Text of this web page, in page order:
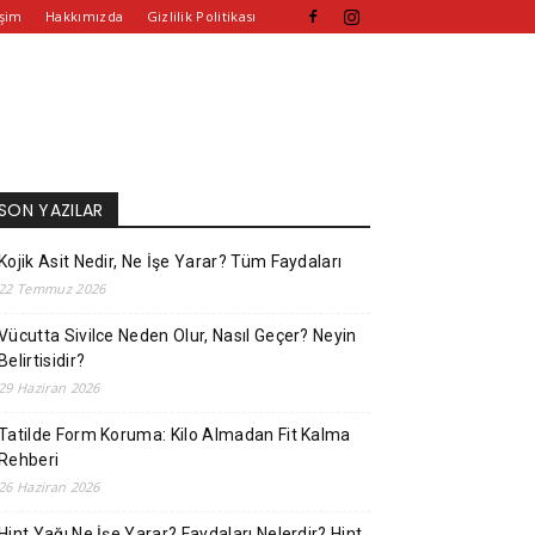
Hakkımızda Gizlilik Politikası
YAZILAR
Kojik Asit Nedir, Ne İşe Yarar? Tüm Faydaları
22 Temmuz 2026
Sivilce Neden Olur, Nasıl Geçer? Neyin
Belirtisidir?
29 Haziran 2026
Form Koruma: Kilo Almadan Fit Kalma
Rehberi
26 Haziran 2026